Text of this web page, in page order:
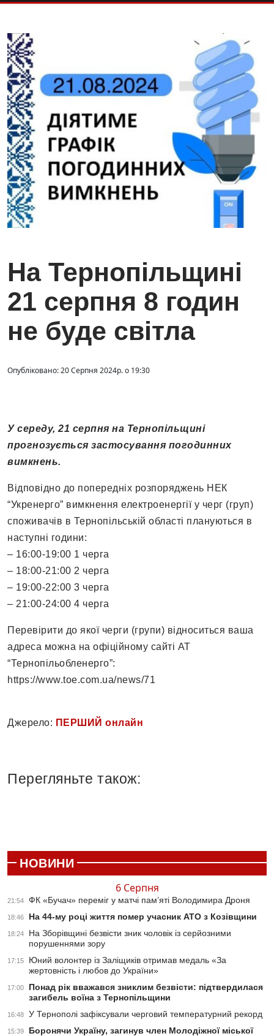
На Тернопільщині
21 серпня 8 годин
не буде світла
Опубліковано: 20 Серпня 2024р. о 19:30
У середу, 21 серпня на Тернопільщині
прогнозується застосування погодинних
вимкнень.
Відповідно до попередніх розпоряджень НЕК
“Укренерго” вимкнення електроенергії у черг (груп)
споживачів в Тернопільській області плануються в
наступні години:
– 16:00-19:00 1 черга
– 18:00-21:00 2 черга
– 19:00-22:00 3 черга
– 21:00-24:00 4 черга
Перевірити до якої черги (групи) відноситься ваша
адреса можна на офіційному сайті АТ
“Тернопільобленерго”:
https://www.toe.com.ua/news/71
Джерело: ПЕРШИЙ онлайн
Перегляньте також:
НОВИНИ
6 Серпня
21:54 ФК «Бучач» переміг у матчі пам’яті Володимира Дроня
18:46 На 44-му році життя помер учасник АТО з Козівщини
18:24
На Зборівщині безвісти зник чоловік із серйозними
порушеннями зору
17:15
Юний волонтер із Заліщиків отримав медаль «За
жертовність і любов до України»
17:00
Понад рік вважався зниклим безвісти: підтвердилася
загибель воїна з Тернопільщини
16:48 У Тернополі зафіксували черговий температурний рекорд
15:39 Боронячи Україну, загинув член Молодіжної міської